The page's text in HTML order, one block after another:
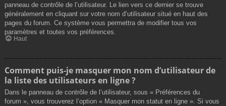
panneau de contrôle de l’utilisateur. Le lien vers ce dernier se trouve
généralement en cliquant sur votre nom d’utilisateur situé en haut des
pages du forum. Ce système vous permettra de modifier tous vos
paramètres et toutes vos préférences.
Haut
Comment puis-je masquer mon nom d’utilisateur de
la liste des utilisateurs en ligne ?
Dans le panneau de contrôle de l’utilisateur, sous « Préférences du
forum », vous trouverez l’option « Masquer mon statut en ligne ». Si vous